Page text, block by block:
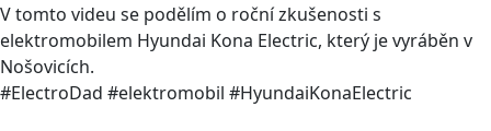
V tomto videu se podělím o roční zkušenosti s
elektromobilem Hyundai Kona Electric, který je vyráběn v
Nošovicích.
#ElectroDad #elektromobil #HyundaiKonaElectric